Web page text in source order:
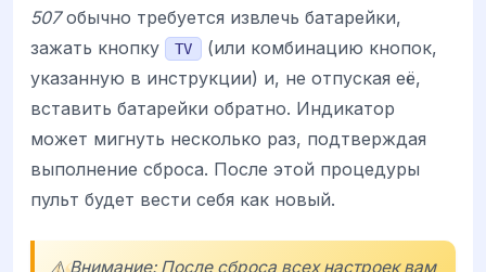
507обычно требуется извлечь батарейки,
зажать кнопку
TV
(или комбинацию кнопок,
указанную в инструкции) и, не отпуская её,
вставить батарейки обратно. Индикатор
может мигнуть несколько раз, подтверждая
выполнение сброса. После этой процедуры
пульт будет вести себя как новый.
⚠️ Внимание: После сброса всех настроек вам